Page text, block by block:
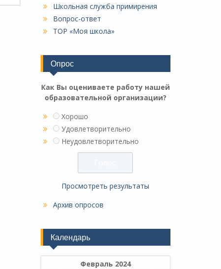
Школьная служба примирения
Вопрос-ответ
ТОР «Моя школа»
Опрос
Как Вы оцениваете работу нашей
образовательной организации?
Хорошо
Удовлетворительно
Неудовлетворительно
Просмотреть результаты
Архив опросов
Календарь
Февраль 2024